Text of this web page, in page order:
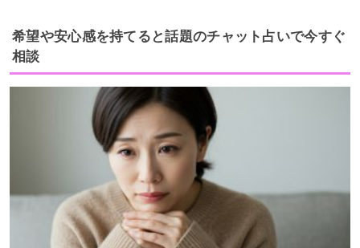
希望や安心感を持てると話題のチャット占いで今すぐ
相談